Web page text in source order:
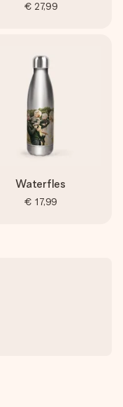
€ 27,99
Waterfles
€ 17,99